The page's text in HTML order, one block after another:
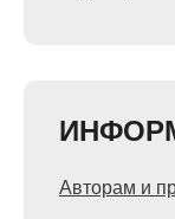
Авторам и